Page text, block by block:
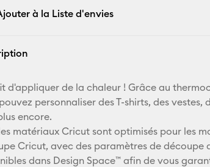
à la Liste d'envies
d'appliquer de la chaleur ! Grâce au
personnaliser des T-shirts, des vestes,
encore.
matériaux Cricut sont optimisés pour les
Cricut, avec des paramètres de découpe
dans Design Space™ afin de vous